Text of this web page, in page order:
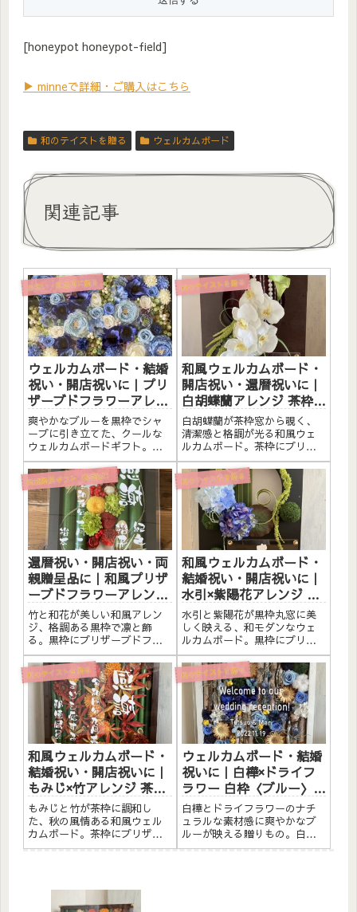
[honeypot honeypot-field]
▶ minneで詳細・ご購入はこちら
和のテイストを贈る ウェルカムボード
関連記事
お祝い・記念日に贈る
ウェルカムボード・結婚
祝い・開店祝いに｜プリ
ザーブドフラワーアレン
ジ 黒枠〈ブルー〉文字入
れ
爽やかなブルーを黒枠でシャ
ープに引き立てた、クールな
ウェルカムボードギフト。黒
枠にプリザーブドフラワーと
造花をたっぷりアレンジしま
した。アクリルプレートへの
メッセージ入れ無料。自立す
るので壁かけでも置き型でも
飾れます。こんな方へウェル
カムボ...
和のテイストを贈る
和風ウェルカムボード・
開店祝い・還暦祝いに｜
白胡蝶蘭アレンジ 茶枠窓
〈白〉文字入れ
白胡蝶蘭が茶枠窓から覗く、
清潔感と格調が光る和風ウェ
ルカムボード。茶枠にプリザ
ーブドフラワーと素材をたっ
ぷりアレンジしました。アク
リルプレートへのメッセージ
入れ無料。自立するので壁か
けでも置き型でも飾れます。
こんな方へ和風ウェルカムボ
ードと...
両親贈呈ギフト（結婚式）
還暦祝い・開店祝い・両
親贈呈品に｜和風プリザ
ーブドフラワーアレンジ
黒枠〈竹×和花〉文字入
れ
竹と和花が美しい和風アレン
ジ、格調ある黒枠で凛と飾
る。黒枠にプリザーブドフラ
ワーと素材をたっぷりアレン
ジしました。アクリルプレー
トへのメッセージ入れ無料。
自立するので壁かけでも置き
型でも飾れます。こんな方へ
還暦祝い（60歳）・長寿のお
祝いに...
和のテイストを贈る
和風ウェルカムボード・
結婚祝い・開店祝いに｜
水引×紫陽花アレンジ 黒
枠丸窓〈ブルー紫陽花〉
文字入れ
水引と紫陽花が黒枠丸窓に美
しく映える、和モダンなウェ
ルカムボード。黒枠にプリザ
ーブドフラワーと素材をたっ
ぷりアレンジしました。アク
リルプレートへのメッセージ
入れ無料。自立するので壁か
けでも置き型でも飾れます。
こんな方へ和風ウェルカムボ
ードと...
和のテイストを贈る
和風ウェルカムボード・
結婚祝い・開店祝いに｜
もみじ×竹アレンジ 茶枠
〈もみじ〉文字入れ
もみじと竹が茶枠に調和し
た、秋の風情ある和風ウェル
カムボード。茶枠にプリザー
ブドフラワーと素材をたっぷ
和のテイストを贈る
ウェルカムボード・結婚
祝いに｜白樺×ドライフ
ラワー 白枠〈ブルー〉文
字入れ
白樺とドライフラワーのナチ
ュラルな素材感に爽やかなブ
ルーが映える贈りもの。白枠
にプリザーブドフラワーと素